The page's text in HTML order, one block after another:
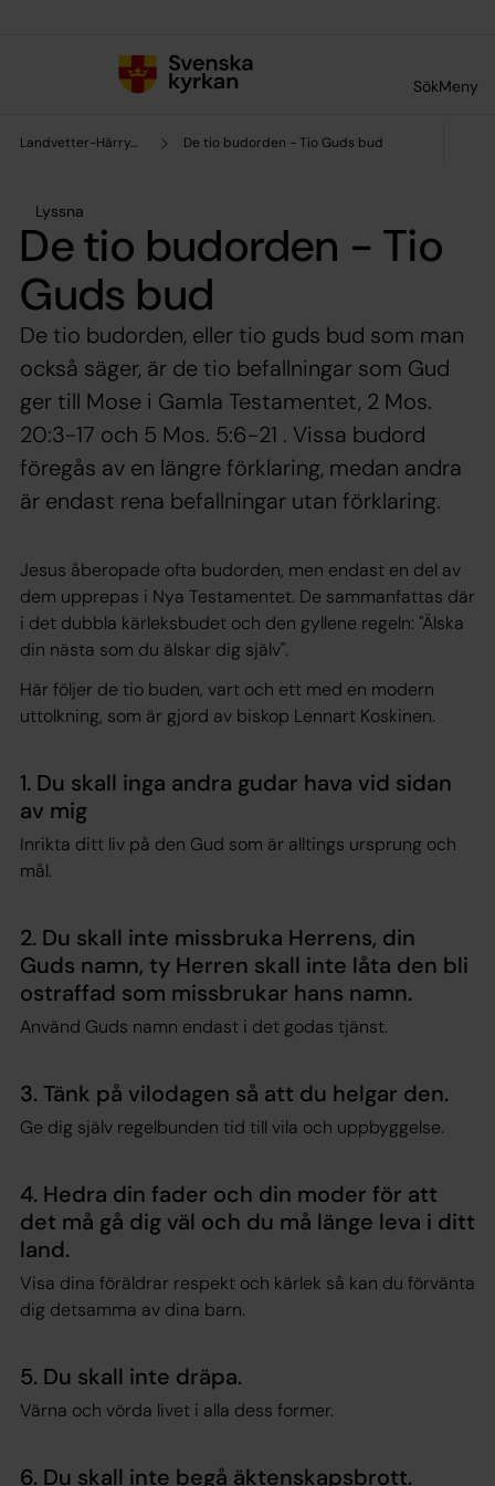
SökMeny
Landvetter-Härryda pastorat De tio budorden - Tio Guds bud
Lyssna
De tio budorden - Tio
Guds bud
De tio budorden, eller tio guds bud som man
också säger, är de tio befallningar som Gud
ger till Mose i Gamla Testamentet, 2 Mos.
20:3-17 och 5 Mos. 5:6-21 . Vissa budord
föregås av en längre förklaring, medan andra
är endast rena befallningar utan förklaring.
Jesus åberopade ofta budorden, men endast en del av
dem upprepas i Nya Testamentet. De sammanfattas där
i det dubbla kärleksbudet och den gyllene regeln: "Älska
din nästa som du älskar dig själv".
Här följer de tio buden, vart och ett med en modern
uttolkning, som är gjord av biskop Lennart Koskinen.
1. Du skall inga andra gudar hava vid sidan
av mig
Inrikta ditt liv på den Gud som är alltings ursprung och
mål.
2. Du skall inte missbruka Herrens, din
Guds namn, ty Herren skall inte låta den bli
ostraffad som missbrukar hans namn.
Använd Guds namn endast i det godas tjänst.
3. Tänk på vilodagen så att du helgar den.
Ge dig själv regelbunden tid till vila och uppbyggelse.
4. Hedra din fader och din moder för att
det må gå dig väl och du må länge leva i ditt
land.
Visa dina föräldrar respekt och kärlek så kan du förvänta
dig detsamma av dina barn.
5. Du skall inte dräpa.
Värna och vörda livet i alla dess former.
6. Du skall inte begå äktenskapsbrott.